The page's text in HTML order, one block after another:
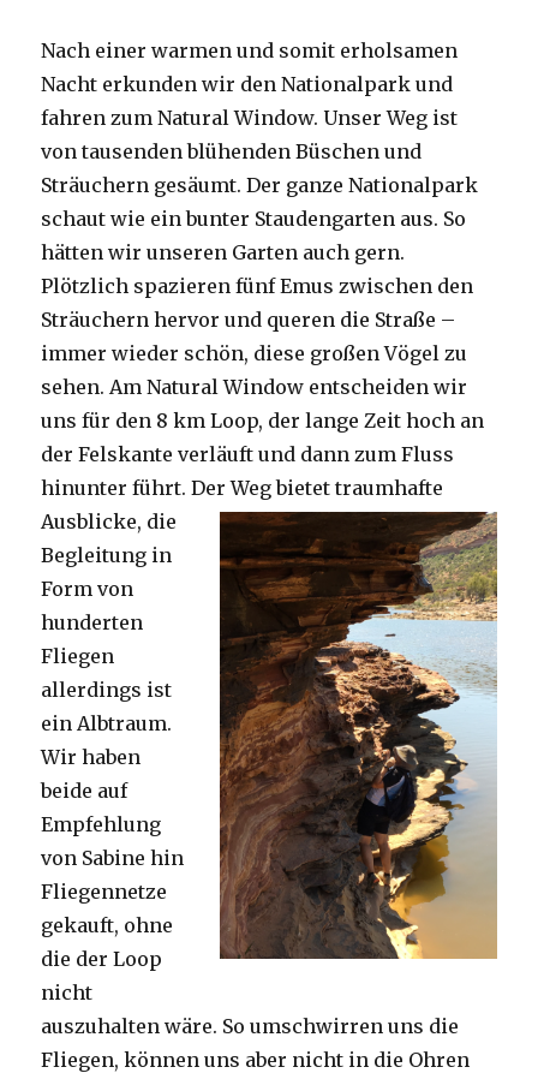
Nach einer warmen und somit erholsamen
Nacht erkunden wir den Nationalpark und
fahren zum Natural Window. Unser Weg ist
von tausenden blühenden Büschen und
Sträuchern gesäumt. Der ganze Nationalpark
schaut wie ein bunter Staudengarten aus. So
hätten wir unseren Garten auch gern.
Plötzlich spazieren fünf Emus zwischen den
Sträuchern hervor und queren die Straße –
immer wieder schön, diese großen Vögel zu
sehen. Am Natural Window entscheiden wir
uns für den 8 km Loop, der lange Zeit hoch an
der Felskante verläuft und dann zum Fluss
hinunter führt. Der Weg bietet traumhafte
Ausblicke, die
Begleitung in
Form von
hunderten
Fliegen
allerdings ist
ein Albtraum.
Wir haben
beide auf
Empfehlung
von Sabine hin
Fliegennetze
gekauft, ohne
die der Loop
nicht
auszuhalten wäre. So umschwirren uns die
Fliegen, können uns aber nicht in die Ohren